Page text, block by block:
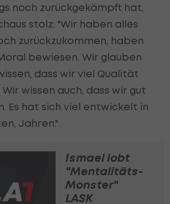
noch zurückgekämpft hat,
stolz: "Wir haben alles
zurückzukommen, haben
bewiesen. Wir glauben
dass wir viel Qualität
wissen auch, dass wir gut
Es hat sich viel entwickelt in
Jahren."
Ismael lobt
"Mentalitäts-
Monster"
LASK